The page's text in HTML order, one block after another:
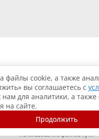
Согласие на обработку данных
Использование файлов куки
файлы cookie, а также
вы соглашаетесь с
для аналитики, а также
на сайте.
Продолжить